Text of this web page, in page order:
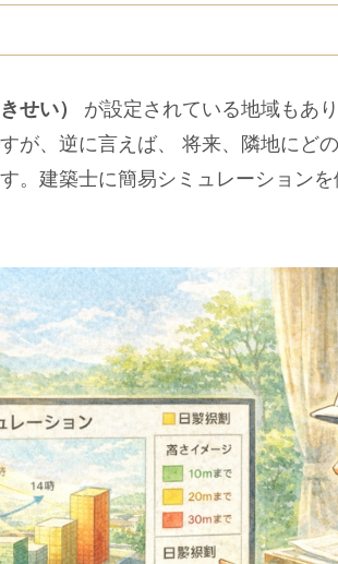
せい）
が設定されている地域もあ
が、逆に言えば、 将来、隣地にど
。建築士に簡易シミュレーション